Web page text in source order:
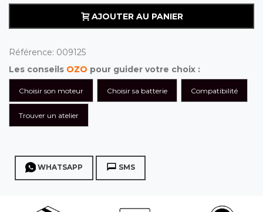
AJOUTER AU PANIER
Référence: 009125
Les conseils OZO pour guider votre choix :
Choisir son moteur Choisir sa batterie Compatibilité
Trouver un atelier
WHATSAPP SMS